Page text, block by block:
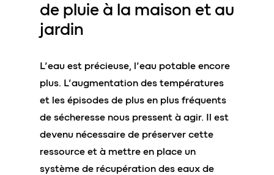
de pluie à la maison et au
jardin
L’eau est précieuse, l’eau potable encore
plus. L’augmentation des températures
et les épisodes de plus en plus fréquents
de sécheresse nous pressent à agir. Il est
devenu nécessaire de préserver cette
ressource et à mettre en place un
système de récupération des eaux de